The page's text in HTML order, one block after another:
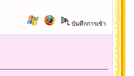
บันทึกการเข้า